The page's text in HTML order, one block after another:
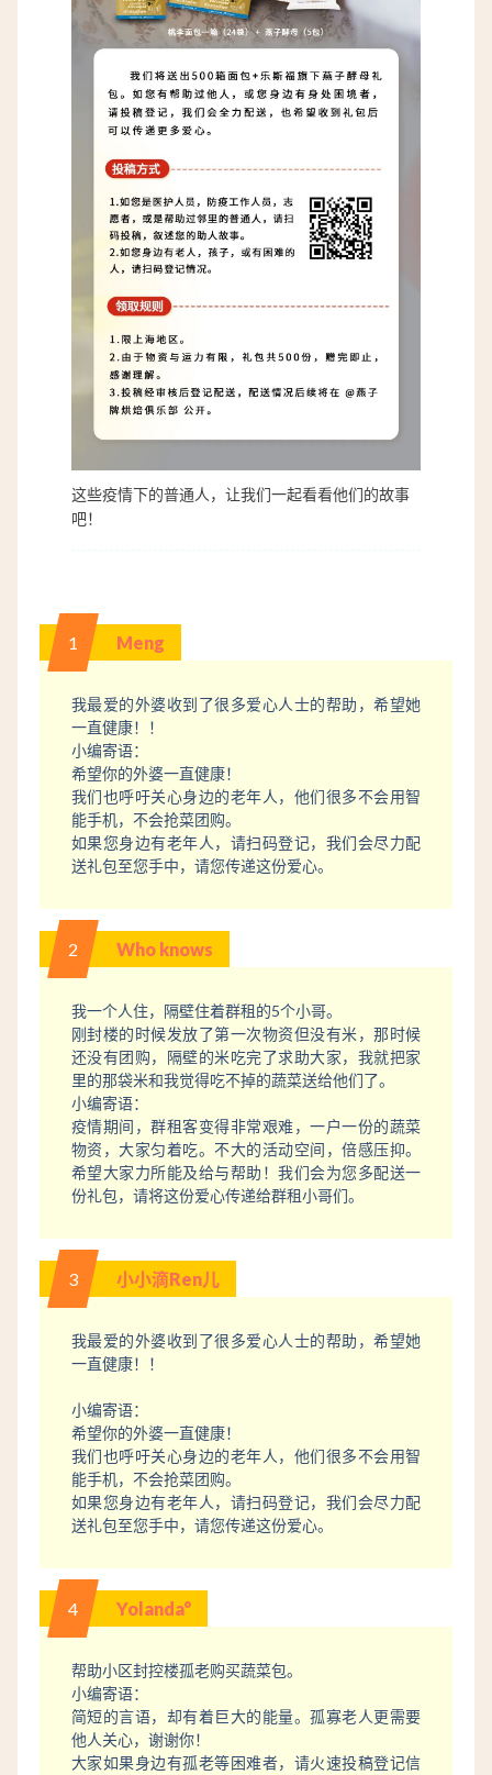
这些疫情下的普通人，让我们一起看看他们的故事
吧！
1 Meng
我最爱的外婆收到了很多爱心人士的帮助，希望她
一直健康！！
小编寄语：
希望你的外婆一直健康！
我们也呼吁关心身边的老年人，他们很多不会用智
能手机，不会抢菜团购。
如果您身边有老年人，请扫码登记，我们会尽力配
送礼包至您手中，请您传递这份爱心。
2 Who knows
我一个人住，隔壁住着群租的5个小哥。
刚封楼的时候发放了第一次物资但没有米，那时候
还没有团购，隔壁的米吃完了求助大家，我就把家
里的那袋米和我觉得吃不掉的蔬菜送给他们了。
小编寄语：
疫情期间，群租客变得非常艰难，一户一份的蔬菜
物资，大家匀着吃。不大的活动空间，倍感压抑。
希望大家力所能及给与帮助！我们会为您多配送一
份礼包，请将这份爱心传递给群租小哥们。
3 小小滴Ren儿
我最爱的外婆收到了很多爱心人士的帮助，希望她
一直健康！！
小编寄语：
希望你的外婆一直健康！
我们也呼吁关心身边的老年人，他们很多不会用智
能手机，不会抢菜团购。
如果您身边有老年人，请扫码登记，我们会尽力配
送礼包至您手中，请您传递这份爱心。
4 Yolanda°
帮助小区封控楼孤老购买蔬菜包。
小编寄语：
简短的言语，却有着巨大的能量。孤寡老人更需要
他人关心，谢谢你！
大家如果身边有孤老等困难者，请火速投稿登记信